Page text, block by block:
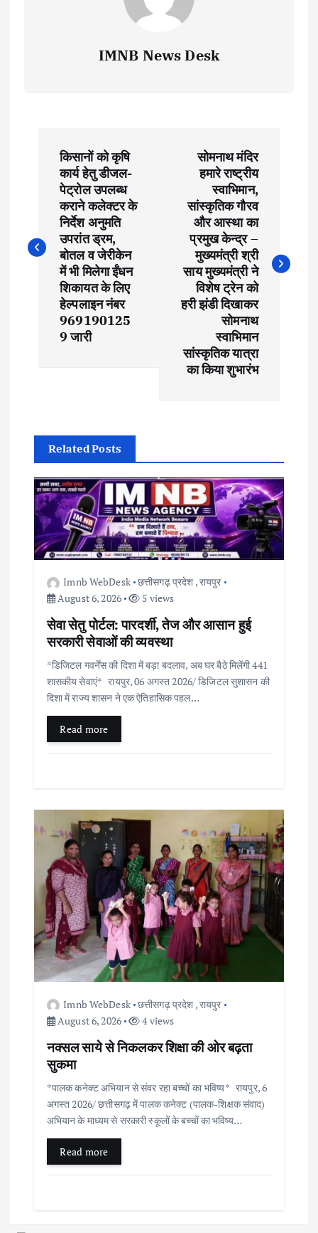
IMNB News Desk
t
a
t
o
किसानों को कृषि
कार्य हेतु डीजल-
पेट्रोल उपलब्ध
कराने कलेक्टर के
निर्देश अनुमति
उपरांत ड्रम,
बोतल व जेरीकेन
में भी मिलेगा ईंधन
शिकायत के लिए
हेल्पलाइन नंबर
969190125
9 जारी
सोमनाथ मंदिर
हमारे राष्ट्रीय
स्वाभिमान,
सांस्कृतिक गौरव
और आस्था का
प्रमुख केन्द्र –
मुख्यमंत्री श्री
साय मुख्यमंत्री ने
विशेष ट्रेन को
हरी झंडी दिखाकर
सोमनाथ
स्वाभिमान
सांस्कृतिक यात्रा
का किया शुभारंभ
Related Posts
Imnb WebDesk छत्तीसगढ़ प्रदेश ,रायपुर
August 6, 2026
5 views
सेवा सेतु पोर्टल: पारदर्शी, तेज और आसान हुई
सरकारी सेवाओं की व्यवस्था
*डिजिटल गवर्नेंस की दिशा में बड़ा बदलाव, अब घर बैठे मिलेंगी 441
शासकीय सेवाएं* रायपुर, 06 अगस्त 2026/ डिजिटल सुशासन की
दिशा में राज्य शासन ने एक ऐतिहासिक पहल…
Read more
Imnb WebDesk छत्तीसगढ़ प्रदेश ,रायपुर
August 6, 2026
4 views
नक्सल साये से निकलकर शिक्षा की ओर बढ़ता
सुकमा
*पालक कनेक्ट अभियान से संवर रहा बच्चों का भविष्य* रायपुर, 6
अगस्त 2026/ छत्तीसगढ़ में पालक कनेक्ट (पालक-शिक्षक संवाद)
अभियान के माध्यम से सरकारी स्कूलों के बच्चों का भविष्य…
Read more